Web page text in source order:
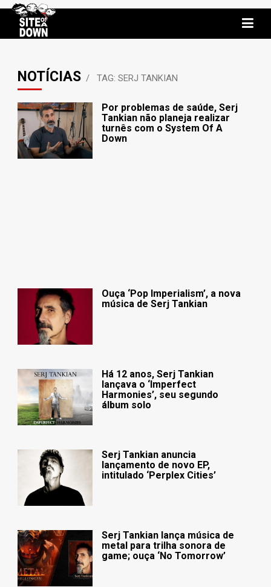
NOTÍCIAS TAG: SERJ TANKIAN
Por problemas de saúde, Serj
Tankian não planeja realizar
turnês com o System Of A
Down
Ouça ‘Pop Imperialism’, a nova
música de Serj Tankian
Há 12 anos, Serj Tankian
lançava o ‘Imperfect
Harmonies’, seu segundo
álbum solo
Serj Tankian anuncia
lançamento de novo EP,
intitulado ‘Perplex Cities’
Serj Tankian lança música de
metal para trilha sonora de
game; ouça ‘No Tomorrow’